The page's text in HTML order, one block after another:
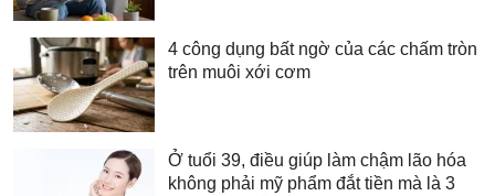
4 công dụng bất ngờ của các chấm tròn
trên muôi xới cơm
Ở tuổi 39, điều giúp làm chậm lão hóa
không phải mỹ phẩm đắt tiền mà là 3